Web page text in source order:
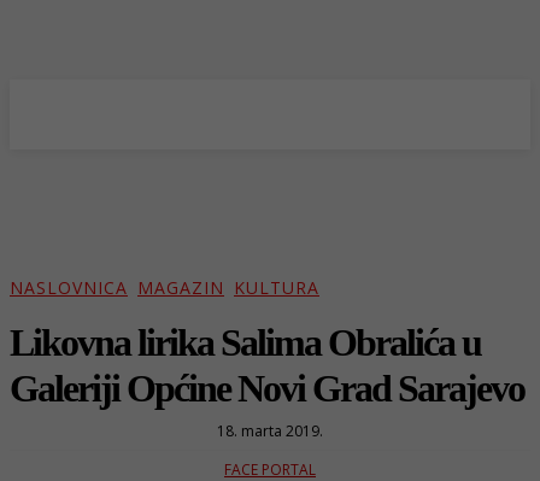
NASLOVNICA MAGAZIN KULTURA
Likovna lirika Salima Obralića u
Galeriji Općine Novi Grad Sarajevo
18. marta 2019.
FACE PORTAL